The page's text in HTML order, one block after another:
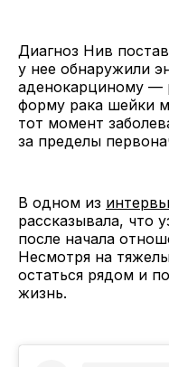
Диагноз Нив
у нее обнаружили
аденокарциному —
форму рака шейки
тот момент
за пределы
В одном из
рассказывала, что
после начала
Несмотря на
остаться рядом и
жизнь.